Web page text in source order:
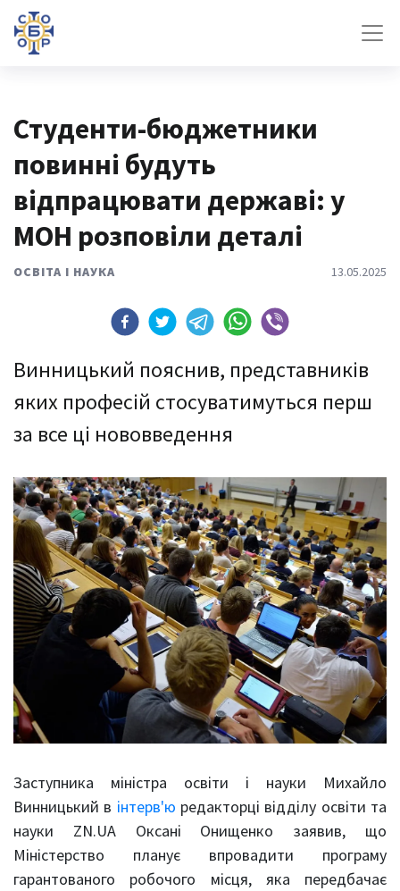
Студенти-бюджетники
повинні будуть
відпрацювати державі: у
МОН розповіли деталі
ОСВІТА І НАУКА 13.05.2025
Винницький пояснив, представників
яких професій стосуватимуться перш
за все ці нововведення
Заступника міністра освіти і науки Михайло
Винницький в інтерв'ю редакторці відділу освіти та
науки ZN.UA Оксані Онищенко заявив, що
Міністерство планує впровадити програму
гарантованого робочого місця, яка передбачає